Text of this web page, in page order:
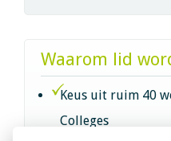
Waarom lid
Keus uit ruim 40
Colleges